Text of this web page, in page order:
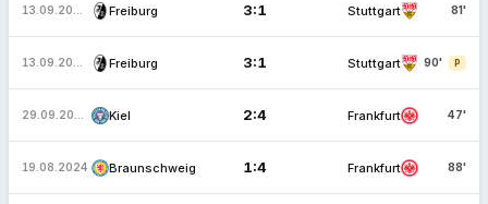
Freiburg 3:1 Stuttgart 81'
Freiburg 3:1 Stuttgart 90' P
Kiel 2:4 Frankfurt 47'
19.08.2024 Braunschweig 1:4 Frankfurt 88'